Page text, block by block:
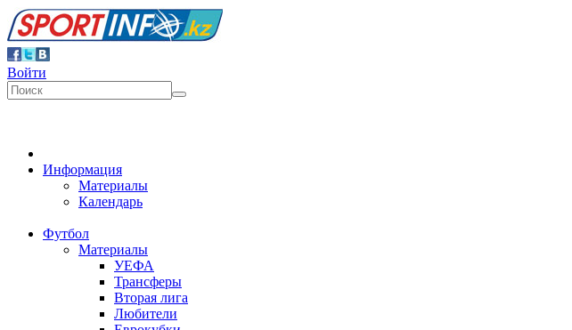
Войти
Информация
Материалы
Календарь
Футбол
Материалы
УЕФА
Трансферы
Вторая лига
Любители